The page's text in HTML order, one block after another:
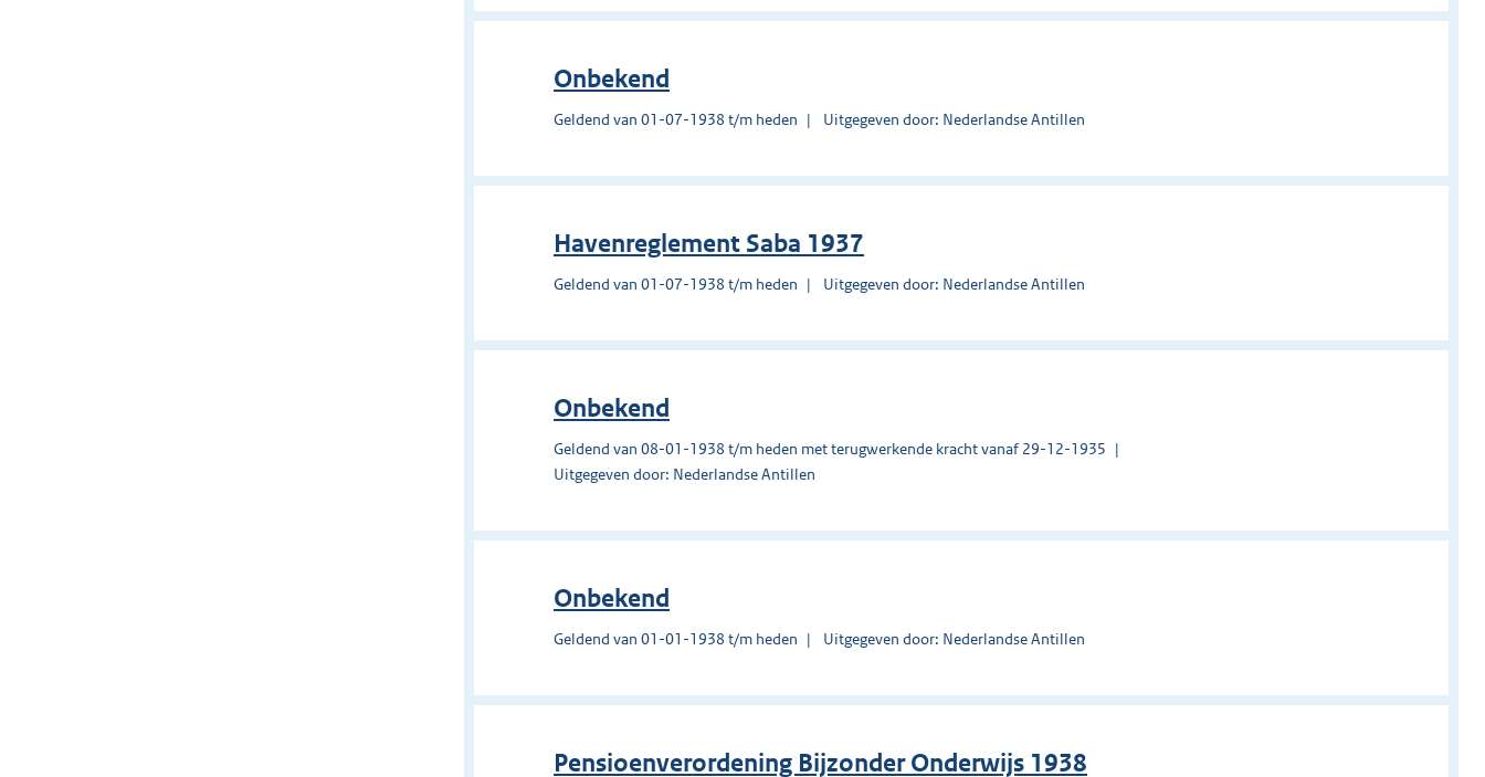
Onbekend
Geldend van 01-07-1938 t/m heden Uitgegeven door: Nederlandse Antillen
Havenreglement Saba 1937
Geldend van 01-07-1938 t/m heden Uitgegeven door: Nederlandse Antillen
Onbekend
Geldend van 08-01-1938 t/m heden met terugwerkende kracht vanaf 29-12-1935
Uitgegeven door: Nederlandse Antillen
Onbekend
Geldend van 01-01-1938 t/m heden Uitgegeven door: Nederlandse Antillen
Pensioenverordening Bijzonder Onderwijs 1938